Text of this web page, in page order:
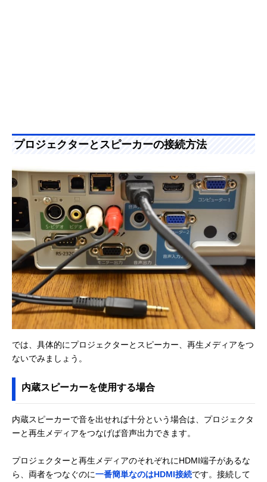
プロジェクターとスピーカーの接続方法
では、具体的にプロジェクターとスピーカー、再生メディアをつ
ないでみましょう。
内蔵スピーカーを使用する場合
内蔵スピーカーで音を出せれば十分という場合は、プロジェクタ
ーと再生メディアをつなげば音声出力できます。
プロジェクターと再生メディアのそれぞれにHDMI端子があるな
ら、両者をつなぐのに一番簡単なのはHDMI接続です。接続して